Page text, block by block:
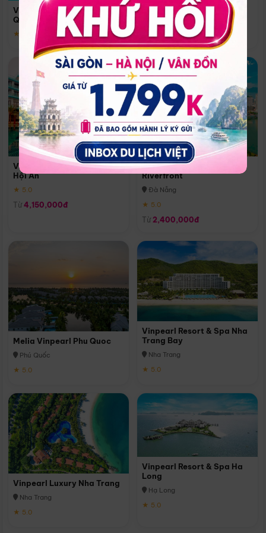
Vinpearl Resort & Spa Phu
Quoc
★ 5.0
Quoc
Phú Quốc
★ 5.0
Vinpearl Resort & Golf Nam
Hội An
★ 5.0
Từ 4,150,000đ
Melia Vinpearl Danang
Riverfront
Đà Nẵng
★ 5.0
Từ 2,400,000đ
Melia Vinpearl Phu Quoc
Phú Quốc
★ 5.0
Vinpearl Resort & Spa Nha
Trang Bay
Nha Trang
★ 5.0
Vinpearl Luxury Nha Trang
Nha Trang
★ 5.0
Vinpearl Resort & Spa Ha
Long
Hạ Long
★ 5.0